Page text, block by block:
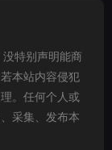
特别声明能商
本站内容侵犯
。任何个人或
采集、发布本